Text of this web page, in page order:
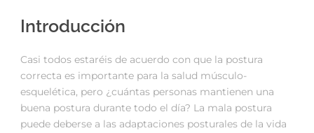
Introducción
Casi todos estaréis de acuerdo con que la postura
correcta es importante para la salud músculo-
esquelética, pero ¿cuántas personas mantienen una
buena postura durante todo el día? La mala postura
puede deberse a las adaptaciones posturales de la vida